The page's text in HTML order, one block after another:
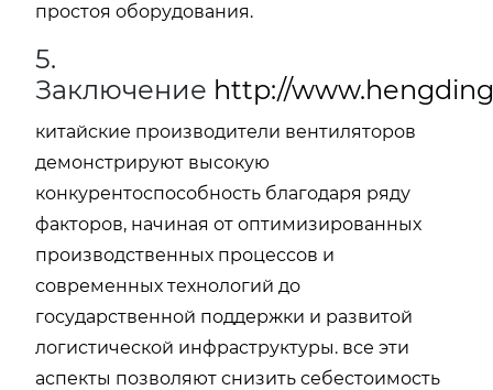
простоя оборудования.
5.
Заключение http://
китайские производители вентиляторов
демонстрируют высокую
конкурентоспособность благодаря ряду
факторов, начиная от оптимизированных
производственных процессов и
современных технологий до
государственной поддержки и развитой
логистической инфраструктуры. все эти
аспекты позволяют снизить себестоимость